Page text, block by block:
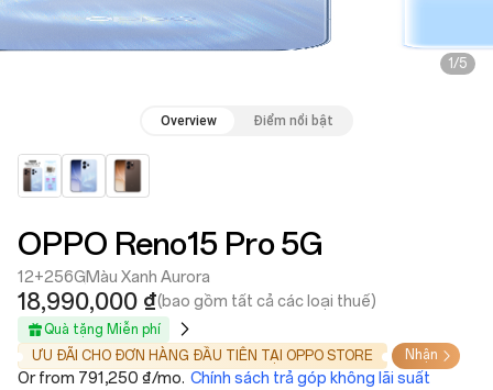
1/5
Overview Điểm nổi bật
OPPO Reno15 Pro 5G
12+256GMàu Xanh Aurora
18,990,000 ₫(bao gồm tất cả các loại thuế)
Quà tặng Miễn phí
ƯU ĐÃI CHO ĐƠN HÀNG ĐẦU TIÊN TẠI OPPO STORE
Nhận
Or from 791,250 ₫/mo. Chính sách trả góp không lãi suất